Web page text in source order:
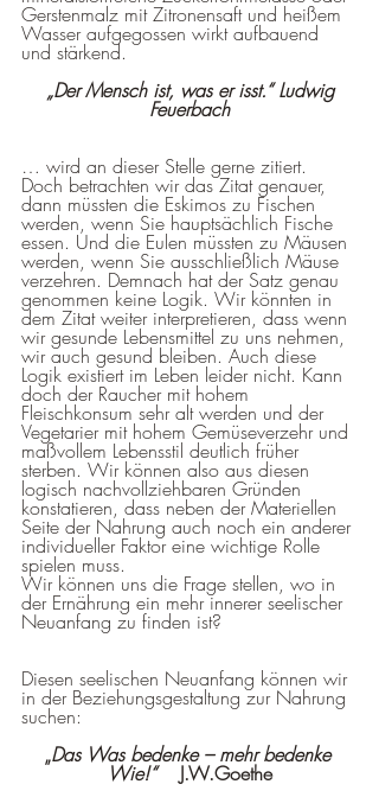
Gerstenmalz mit Zitronensaft und heißem
Wasser aufgegossen wirkt aufbauend
und stärkend.
Feuerbach
… wird an dieser Stelle gerne zitiert.
Doch betrachten wir das Zitat genauer,
dann müssten die Eskimos zu Fischen
werden, wenn Sie hauptsächlich Fische
essen. Und die Eulen müssten zu Mäusen
werden, wenn Sie ausschließlich Mäuse
verzehren. Demnach hat der Satz genau
genommen keine Logik. Wir könnten in
dem Zitat weiter interpretieren, dass wenn
wir gesunde Lebensmittel zu uns nehmen,
wir auch gesund bleiben. Auch diese
Logik existiert im Leben leider nicht. Kann
doch der Raucher mit hohem
Fleischkonsum sehr alt werden und der
Vegetarier mit hohem Gemüseverzehr und
maßvollem Lebensstil deutlich früher
sterben. Wir können also aus diesen
logisch nachvollziehbaren Gründen
konstatieren, dass neben der Materiellen
Seite der Nahrung auch noch ein anderer
individueller Faktor eine wichtige Rolle
spielen muss.
Wir können uns die Frage stellen, wo in
der Ernährung ein mehr innerer seelischer
Neuanfang zu finden ist?
Diesen seelischen Neuanfang können wir
in der Beziehungsgestaltung zur Nahrung
suchen:
„Das Was bedenke – mehr bedenke
Wie!“
    J.W.Goethe